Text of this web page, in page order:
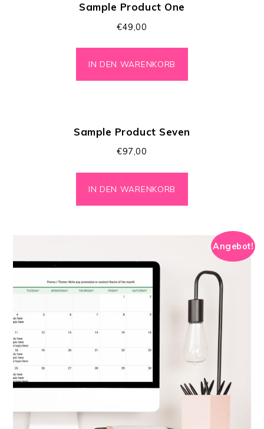
Sample Product One
€49,00
IN DEN WARENKORB
Sample Product Seven
€97,00
IN DEN WARENKORB
Angebot!